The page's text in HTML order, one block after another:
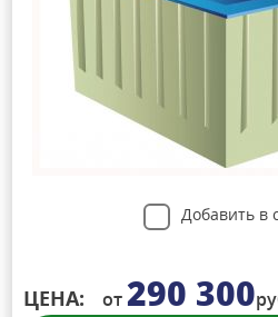
Добавить в
ЦЕНА: от290 300